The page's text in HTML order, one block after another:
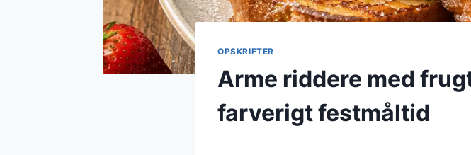
OPSKRIFTER
Arme riddere med
farverigt festmåltid